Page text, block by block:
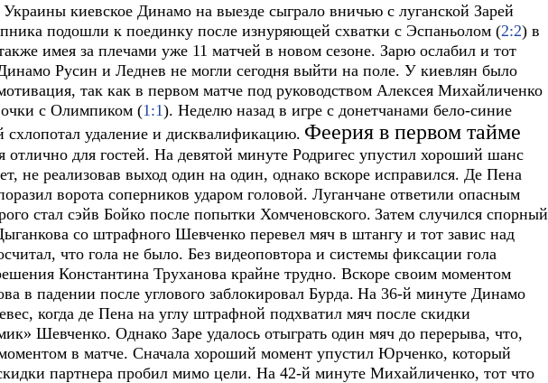
киевское Динамо на выезде сыграло вничью с луганской Зарей
подошли к поединку после изнуряющей схватки с Эспаньолом (2:2) в
имея за плечами уже 11 матчей в новом сезоне. Зарю ослабил и тот
Русин и Леднев не могли сегодня выйти на поле. У киевлян было
так как в первом матче под руководством Алексея Михайличенко
с Олимпиком (1:1). Неделю назад в игре с донетчанами бело-синие
схлопотал удаление и дисквалификацию. Феерия в первом тайме
отлично для гостей. На девятой минуте Родригес упустил хороший шанс
не реализовав выход один на один, однако вскоре исправился. Де Пена
ворота соперников ударом головой. Луганчане ответили опасным
стал сэйв Бойко после попытки Хомченовского. Затем случился спорный
со штрафного Шевченко перевел мяч в штангу и тот завис над
что гола не было. Без видеоповтора и системы фиксации гола
Константина Труханова крайне трудно. Вскоре своим моментом
в падении после углового заблокировал Бурда. На 36-й минуте Динамо
когда де Пена на углу штрафной подхватил мяч после скидки
Шевченко. Однако Заре удалось отыграть один мяч до перерыва, что,
в матче. Сначала хороший момент упустил Юрченко, который
партнера пробил мимо цели. На 42-й минуте Михайличенко, тот что